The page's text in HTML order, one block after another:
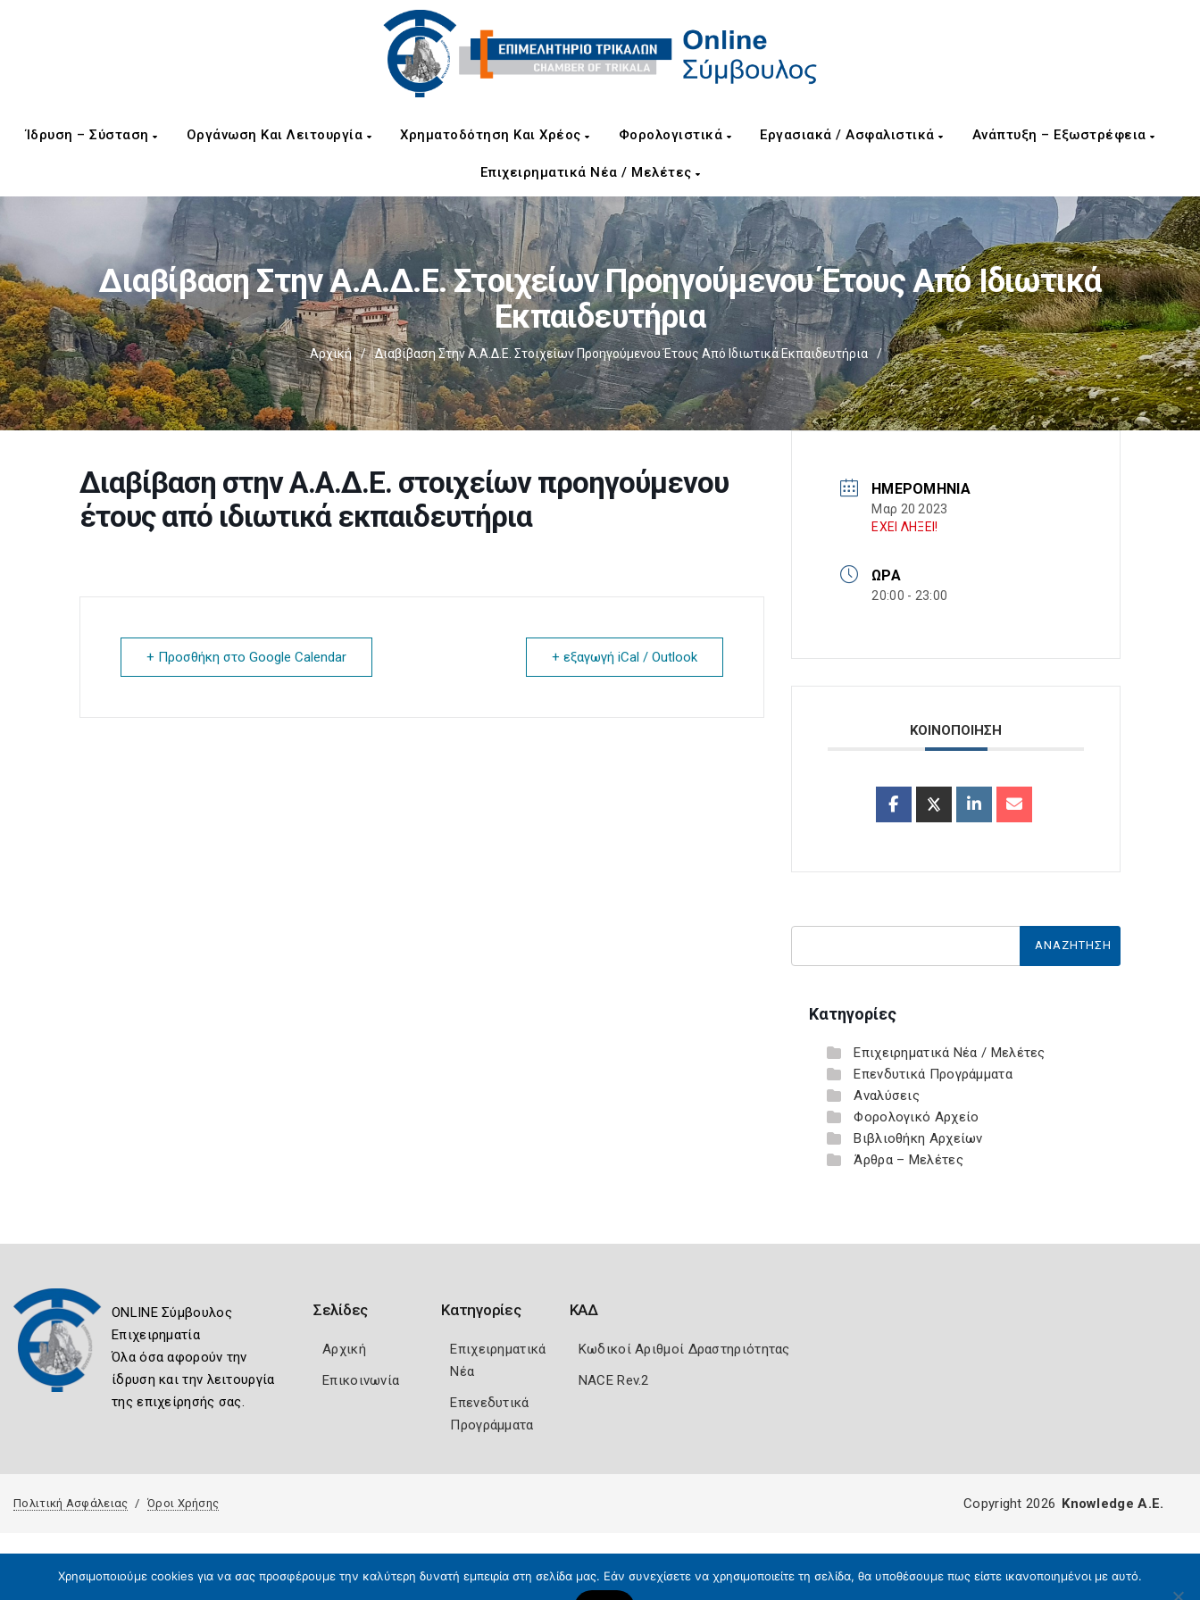
Ίδρυση – Σύσταση Οργάνωση Και Λειτουργία Χρηματοδότηση Και Χρέος Φορολογιστικά Εργασιακά / Ασφαλιστικά Ανάπτυξη – Εξωστρέφεια
Επιχειρηματικά Νέα / Μελέτες
Διαβίβαση Στην Α.Α.Δ.Ε. Στοιχείων Προηγούμενου Έτους Από Ιδιωτικά
Εκπαιδευτήρια
Αρχική / Διαβίβαση Στην Α.Α.Δ.Ε. Στοιχείων Προηγούμενου Έτους Από Ιδιωτικά Εκπαιδευτήρια /
Διαβίβαση στην Α.Α.Δ.Ε. στοιχείων προηγούμενου
έτους από ιδιωτικά εκπαιδευτήρια
+ Προσθήκη στο Google Calendar + εξαγωγή iCal / Outlook
ΗΜΕΡΟΜΗΝΊΑ
Μαρ 20 2023
ΕΧΕΙ ΛΗΞΕΙ!
ΏΡΑ
20:00 - 23:00
ΚΟΙΝΟΠΟΙΗΣΗ
Κατηγορίες
Επιχειρηματικά Νέα / Μελέτες
Επενδυτικά Προγράμματα
Αναλύσεις
Φορολογικό Αρχείο
Βιβλιοθήκη Αρχείων
Άρθρα – Μελέτες
ONLINE Σύμβουλος
Επιχειρηματία
Όλα όσα αφορούν την
ίδρυση και την λειτουργία
της επιχείρησής σας.
Σελίδες
Αρχική
Επικοινωνία
Κατηγορίες
Επιχειρηματικά
Νέα
Επενεδυτικά
Προγράμματα
ΚΑΔ
Κωδικοί Αριθμοί Δραστηριότητας
NACE Rev.2
Πολιτική Ασφάλειας Όροι Χρήσης
Χρησιμοποιούμε cookies για να σας προσφέρουμε την καλύτερη δυνατή εμπειρία στη σελίδα μας. Εάν συνεχίσετε να χρησιμοποιείτε τη σελίδα, θα υποθέσουμε πως είστε ικανοποιημένοι με αυτό.
Copyright 2026 Knowledge A.E.